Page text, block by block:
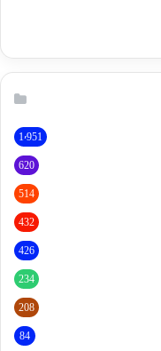
1٬951
620
514
432
426
234
208
84